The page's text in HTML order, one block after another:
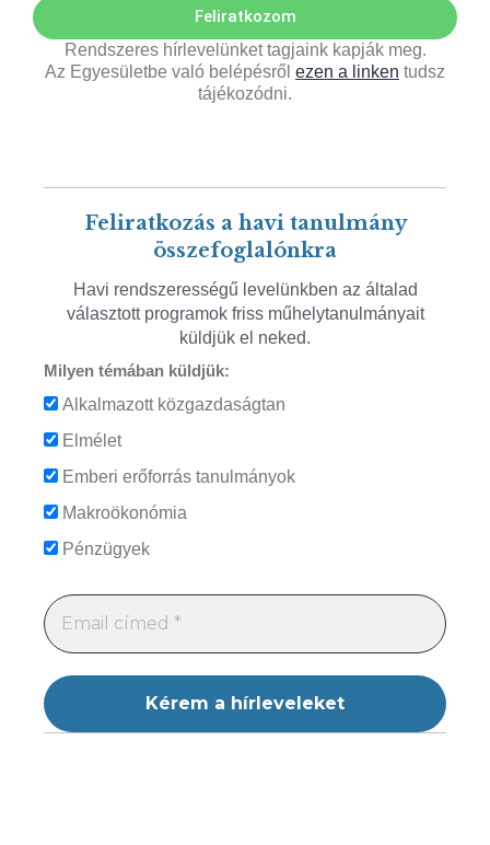
Feliratkozom
Rendszeres hírlevelünket tagjaink kapják meg.
Az Egyesületbe való belépésről ezen a linken tudsz
tájékozódni.
Feliratkozás a havi tanulmány
összefoglalónkra
Havi rendszerességű levelünkben az általad
választott programok friss műhelytanulmányait
küldjük el neked.
Milyen témában küldjük:
Alkalmazott közgazdaságtan
Elmélet
Emberi erőforrás tanulmányok
Makroökonómia
Pénzügyek